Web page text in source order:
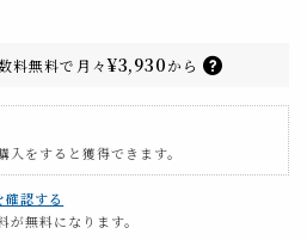
料無料で 月々¥3,930から
入をすると獲得できます。
確認する
無料になります。